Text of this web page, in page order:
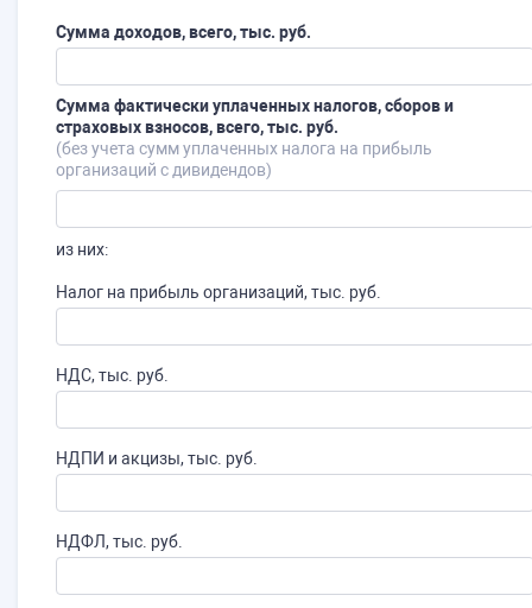
Сумма доходов, всего, тыс. руб.
Сумма фактически уплаченных налогов, сборов и
страховых взносов, всего, тыс. руб.
(без учета сумм уплаченных налога на прибыль
организаций с дивидендов)
из них:
Налог на прибыль организаций, тыс. руб.
НДС, тыс. руб.
НДПИ и акцизы, тыс. руб.
НДФЛ, тыс. руб.